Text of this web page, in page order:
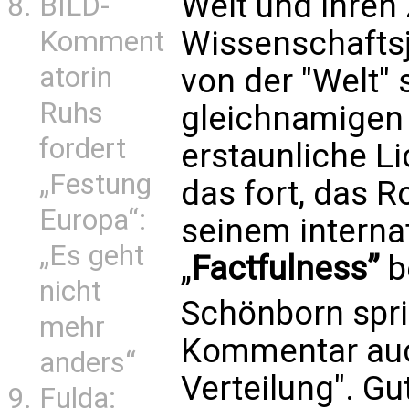
Komment
atorin
Ruhs
fordert
„Festung
Europa“:
„Es geht
nicht
mehr
anders“
Fulda:
von der "Welt"
gleichnamigen
erstaunliche
das fort, das
seinem
„Factfulness”
Schönborn
Kommentar
Verteilung".